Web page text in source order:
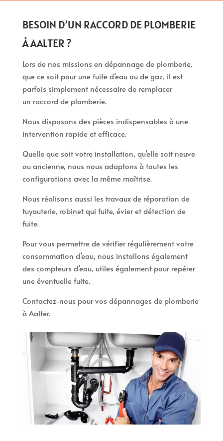
BESOIN D’UN RACCORD DE PLOMBERIE
À AALTER ?
Lors de nos missions en dépannage de plomberie,
que ce soit pour une fuite d’eau ou de gaz, il est
parfois simplement nécessaire de remplacer
un raccord de plomberie.
Nous disposons des pièces indispensables à une
intervention rapide et efficace.
Quelle que soit votre installation, qu’elle soit neuve
ou ancienne, nous nous adaptons à toutes les
configurations avec la même maîtrise.
Nous réalisons aussi les travaux de réparation de
tuyauterie, robinet qui fuite, évier et détection de
fuite.
Pour vous permettre de vérifier régulièrement votre
consommation d’eau, nous installons également
des compteurs d’eau, utiles également pour repérer
une éventuelle fuite.
Contactez-nous pour vos dépannages de plomberie
à Aalter.